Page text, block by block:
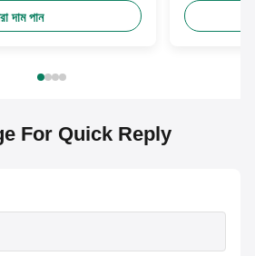
দাম পান
For Quick Reply